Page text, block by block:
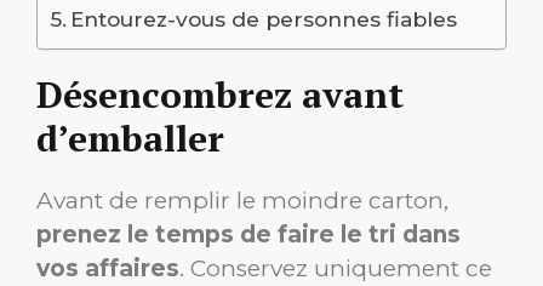
Entourez-vous de personnes fiables
Désencombrez avant
d’emballer
Avant de remplir le moindre carton,
prenez le temps de faire le tri dans
vos affaires. Conservez uniquement ce